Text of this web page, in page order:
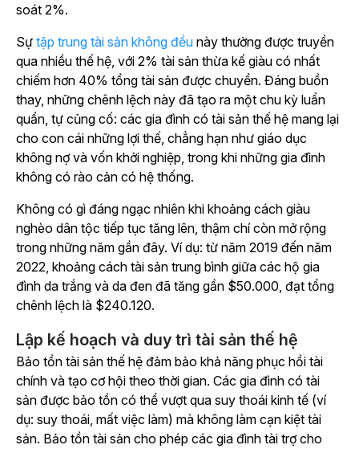
soát 2%.
Sự tập trung tài sản không đều này thường được truyền
qua nhiều thế hệ, với 2% tài sản thừa kế giàu có nhất
chiếm hơn 40% tổng tài sản được chuyển. Đáng buồn
thay, những chênh lệch này đã tạo ra một chu kỳ luẩn
quẩn, tự củng cố: các gia đình có tài sản thế hệ mang lại
cho con cái những lợi thế, chẳng hạn như giáo dục
không nợ và vốn khởi nghiệp, trong khi những gia đình
không có rào cản có hệ thống.
Không có gì đáng ngạc nhiên khi khoảng cách giàu
nghèo dân tộc tiếp tục tăng lên, thậm chí còn mở rộng
trong những năm gần đây. Ví dụ: từ năm 2019 đến năm
2022, khoảng cách tài sản trung bình giữa các hộ gia
đình da trắng và da đen đã tăng gần $50.000, đạt tổng
chênh lệch là $240.120.
Lập kế hoạch và duy trì tài sản thế hệ
Bảo tồn tài sản thế hệ đảm bảo khả năng phục hồi tài
chính và tạo cơ hội theo thời gian. Các gia đình có tài
sản được bảo tồn có thể vượt qua suy thoái kinh tế (ví
dụ: suy thoái, mất việc làm) mà không làm cạn kiệt tài
sản. Bảo tồn tài sản cho phép các gia đình tài trợ cho